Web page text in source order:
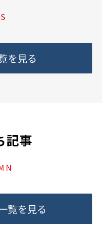
を見る
記事
覧を見る